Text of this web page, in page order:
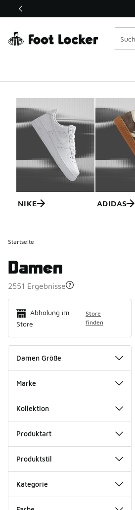
Dieser Link öffnet sich in einem
NIKE ADIDAS
Startseite
Damen
2551 Ergebnisse
Abholung im
Store
Store
finden
Damen Größe
Marke
Kollektion
Produktart
Produktstil
Kategorie